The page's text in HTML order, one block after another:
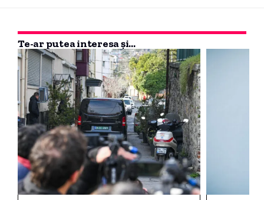
Te-ar putea interesa și...